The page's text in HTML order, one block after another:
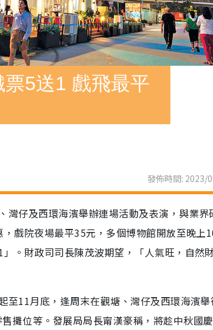
5送1 戲飛最平
發佈時間: 2023/
灣仔及西環海濱舉辦連場活動及表演，與業界
戲院夜場最平35元，多個博物館開放至晚上
。財政司司長陳茂波期望，「人氣旺，自然
至11月底，逢周末在觀塘、灣仔及西環海濱舉
攤位等。發展局局長甯漢豪稱，將趁中秋國